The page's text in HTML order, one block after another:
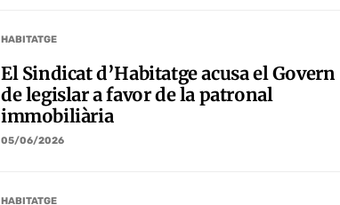
HABITATGE
El Sindicat d’Habitatge acusa el Govern
de legislar a favor de la patronal
immobiliària
05/06/2026
HABITATGE